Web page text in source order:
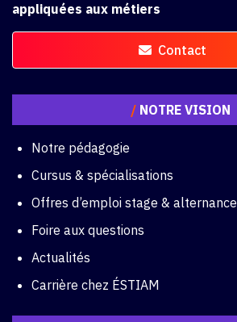
appliquées aux métiers
Contact
/ NOTRE VISION
Notre pédagogie
Cursus & spécialisations
Offres d’emploi stage & alternance
Foire aux questions
Actualités
Carrière chez ÉSTIAM